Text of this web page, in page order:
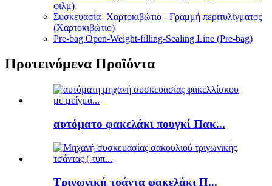
φιλμ)
Συσκευασία- Χαρτοκιβώτιο - Γραμμή περιτυλίγματος
(Χαρτοκιβώτιο)
Pre-bag Open-Weight-filling-Sealing Line (Pre-bag)
Προτεινόμενα Προϊόντα
αυτόματο φακελάκι πουγκί Πακ...
Τριγωνική τσάντα φακελάκι Π...